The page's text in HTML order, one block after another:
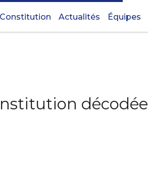
Actualités Équipes
décodée